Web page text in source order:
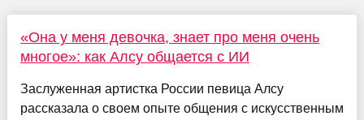
«Она у меня девочка, знает про меня очень
многое»: как Алсу общается с ИИ
Заслуженная артистка России певица Алсу
рассказала о своем опыте общения с искусственным